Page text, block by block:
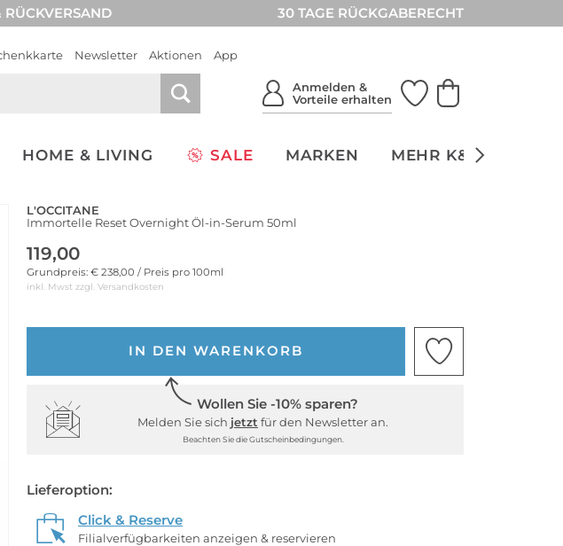
RÜCKVERSAND 30 TAGE RÜCKGABERECHT
Newsletter Aktionen App
Anmelden &
Vorteile erhalten
HOME & LIVING SALE MARKEN MEHR K&Ö
L'OCCITANE
Immortelle Reset Overnight Öl-in-Serum 50ml
119,00
Grundpreis: € 238,00 / Preis pro 100ml
inkl. Mwst zzgl. Versandkosten
IN DEN WARENKORB
Wollen Sie -10% sparen?
Melden Sie sich jetzt für den Newsletter an.
Beachten Sie die Gutscheinbedingungen.
Lieferoption:
Click & Reserve
Filialverfügbarkeiten anzeigen & reservieren